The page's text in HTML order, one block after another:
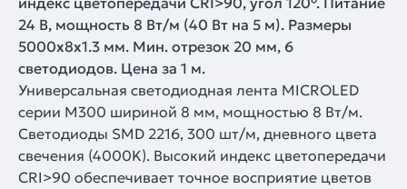
24 В, мощность 8 Вт/м (40 Вт на 5 м). Размеры
5000x8x1.3 мм. Мин. отрезок 20 мм, 6
светодиодов. Цена за 1 м.
Универсальная светодиодная лента MICROLED
серии M300 шириной 8 мм, мощностью 8 Вт/м.
Светодиоды SMD 2216, 300 шт/м, дневного цвета
свечения (4000K). Высокий индекс цветопередачи
CRI>90 обеспечивает точное восприятие цветов